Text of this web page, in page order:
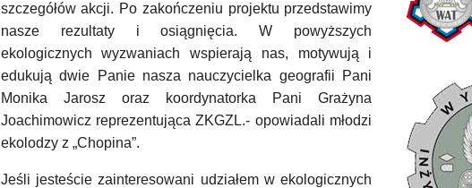
szczegółów akcji. Po zakończeniu projektu przedstawimy
nasze rezultaty i osiągnięcia. W powyższych
ekologicznych wyzwaniach wspierają nas, motywują i
edukują dwie Panie nasza nauczycielka geografii Pani
Monika Jarosz oraz koordynatorka Pani Grażyna
Joachimowicz reprezentująca ZKGZL.- opowiadali młodzi
ekolodzy z „Chopina”.
Jeśli jesteście zainteresowani udziałem w ekologicznych